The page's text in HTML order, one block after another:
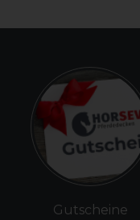
Gutscheine